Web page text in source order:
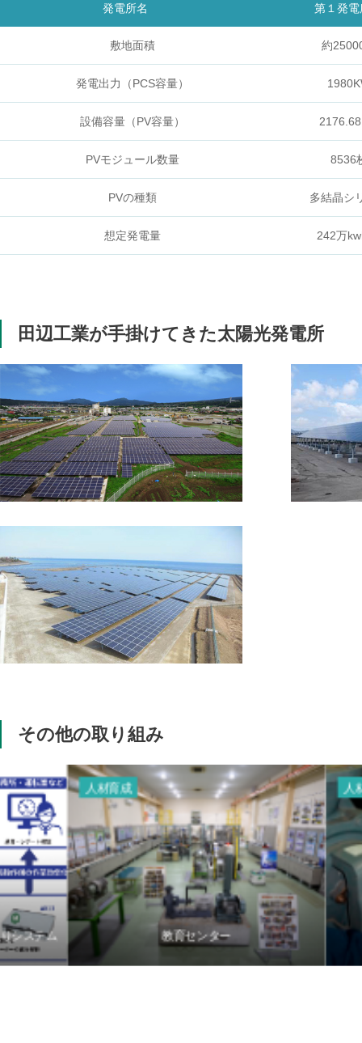
発電所名 第１発電
敷地面積 約
発電出力（PCS容量）
設備容量（PV容量）
PVモジュール数量 8536
PVの種類 多結晶シ
想定発電量 242万
田辺工業が手掛けてきた太陽光発電所
その他の取り組み
人材育成
教育センター
人材育成
機